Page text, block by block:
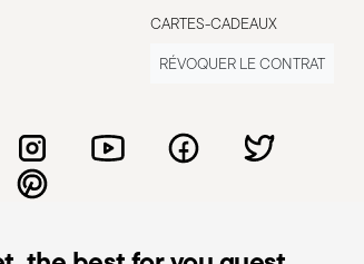
danger pour le contact
à l'utilisateur
jamais une
CARTES-CADEAUX
RÉVOQUER LE CONTRAT